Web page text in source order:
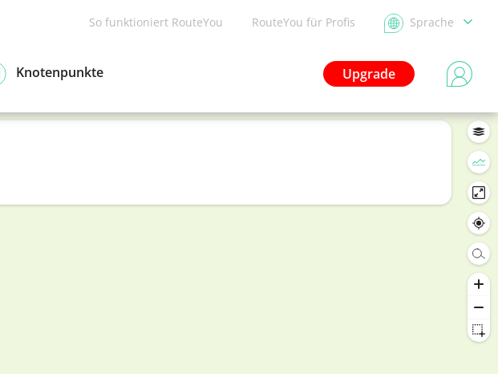
So funktioniert RouteYou RouteYou für Profis Sprache
Upgrade
Knotenpunkte